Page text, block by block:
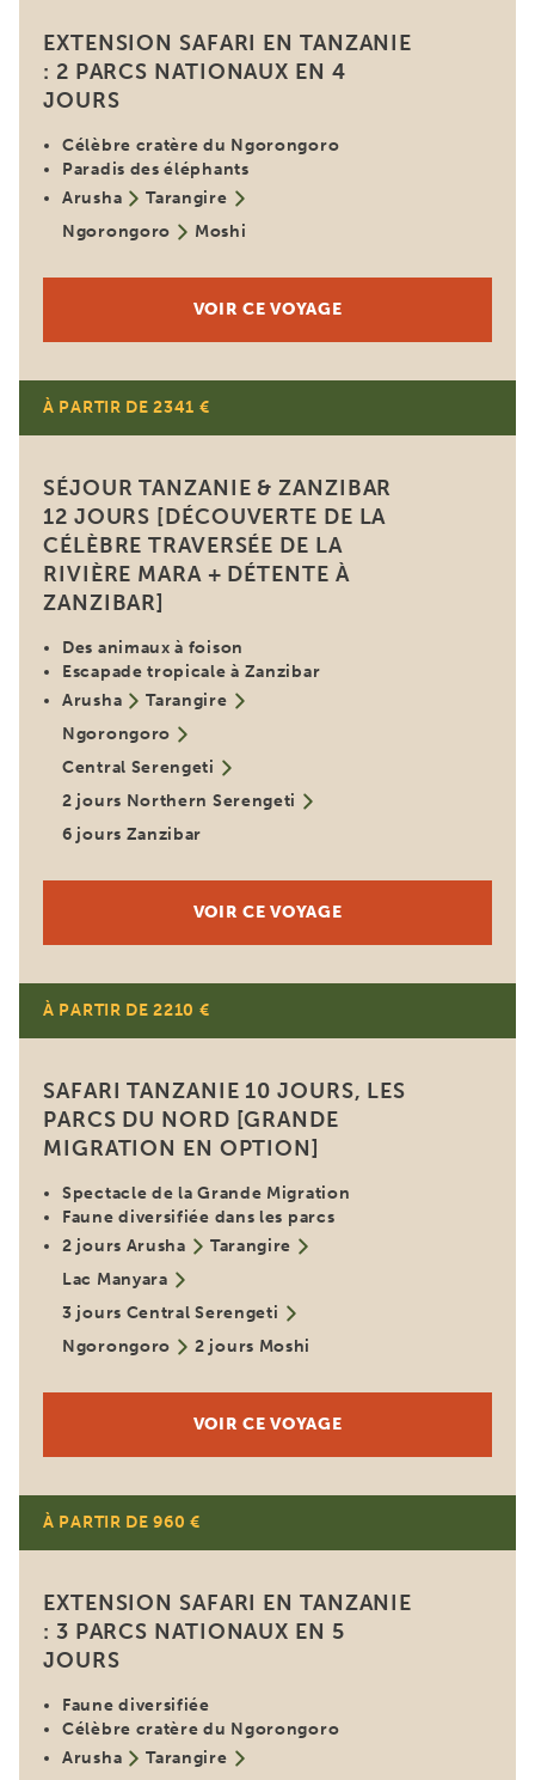
EXTENSION SAFARI EN TANZANIE
: 2 PARCS NATIONAUX EN 4
JOURS
Célèbre cratère du Ngorongoro
Paradis des éléphants
Arusha
Tarangire
Ngorongoro
Moshi
VOIR CE VOYAGE
À PARTIR DE 2341 €
SÉJOUR TANZANIE & ZANZIBAR
12 JOURS [DÉCOUVERTE DE LA
CÉLÈBRE TRAVERSÉE DE LA
RIVIÈRE MARA + DÉTENTE À
ZANZIBAR]
Des animaux à foison
Escapade tropicale à Zanzibar
Arusha
Tarangire
Ngorongoro
Central Serengeti
2 jours Northern Serengeti
6 jours Zanzibar
VOIR CE VOYAGE
À PARTIR DE 2210 €
SAFARI TANZANIE 10 JOURS, LES
PARCS DU NORD [GRANDE
MIGRATION EN OPTION]
Spectacle de la Grande Migration
Faune diversifiée dans les parcs
2 jours Arusha
Tarangire
Lac Manyara
3 jours Central Serengeti
Ngorongoro
2 jours Moshi
VOIR CE VOYAGE
À PARTIR DE 960 €
EXTENSION SAFARI EN TANZANIE
: 3 PARCS NATIONAUX EN 5
JOURS
Faune diversifiée
Célèbre cratère du Ngorongoro
Arusha
Tarangire